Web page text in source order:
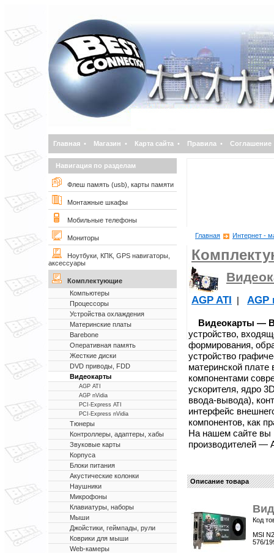
Главная • Магазин • Карта сайта • Правила • Соглашение
Навигация по разделам
Флеш память (usb), карты памяти
Монтажные шкафы
Мобильные телефоны
Мониторы
Ноутбуки, КПК, GPS навигаторы,
аксессуары
Комплектующие
Компьютеры
Процессоры
Устройства охлаждения
Материнские платы
Barebone
Оперативная память
Жесткие диски
DVD приводы, FDD
Видеокарты
AGP ATI
AGP nVidia
PCI-Express ATI
PCI-Express nVidia
Тюнеры
Контроллеры, адаптеры, хабы
Звуковые карты
Корпуса
Блоки питания
Акустические колонки
Наушники
Микрофоны
Клавиатуры, наборы
Мыши
Джойстики, геймпады, рули
Коврики для мыши
Web-камеры
Главная Интернет -
AGP ATI | AGP
Видеокарты —
устройство,
формирования,
устройство
материнской
компонентами
ускорителя, ядро
ввода-вывода),
интерфейс
компонентов, как
На нашем сайте
производителей —
Описание товара
Код
MSI
576/